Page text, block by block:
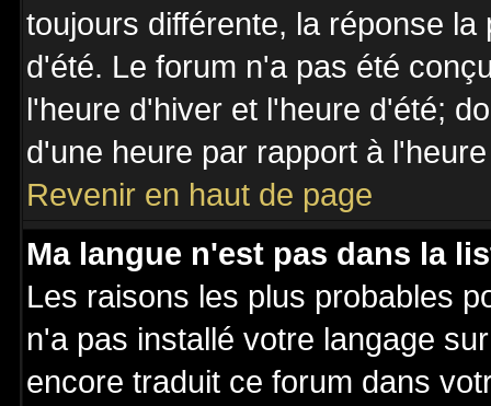
toujours différente, la réponse
d'été. Le forum n'a pas été
l'heure d'hiver et l'heure d'été;
d'une heure par rapport à
Revenir en haut de page
Ma langue n'est pas dans la
Les raisons les plus probables
n'a pas installé votre langage
encore traduit ce forum dans